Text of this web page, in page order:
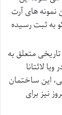
نمونه های آرت
به ثبت رسیده
متعلق به
لائتانا
این ساختمان
نیز برای